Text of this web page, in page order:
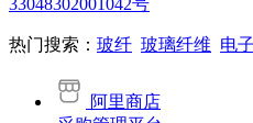
热门搜索： 玻纤 玻璃纤维 电
阿里商店